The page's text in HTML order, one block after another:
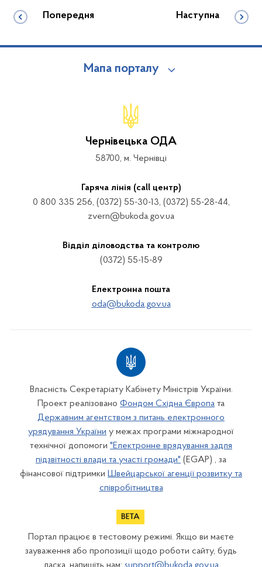
Попередня Наступна
Мапа порталу
Чернівецька ОДА
58700, м. Чернівці
Гаряча лінія (call центр)
0 800 335 256, (0372) 55-30-13, (0372) 55-28-44,
zvern@bukoda.gov.ua
Відділ діловодства та контролю
(0372) 55-15-89
Електронна пошта
oda@bukoda.gov.ua
Власність Секретаріату Кабінету Міністрів України.
Проект реалізовано Фондом Східна Європа та
Державним агентством з питань електронного
урядування України у межах програми міжнародної
технічної допомоги "Електронне врядування задля
підзвітності влади та участі громади" (EGAP) , за
фінансової підтримки Швейцарської агенції розвитку та
співробітництва
Портал працює в тестовому режимі. Якщо ви маєте
зауваження або пропозиції щодо роботи сайту, будь